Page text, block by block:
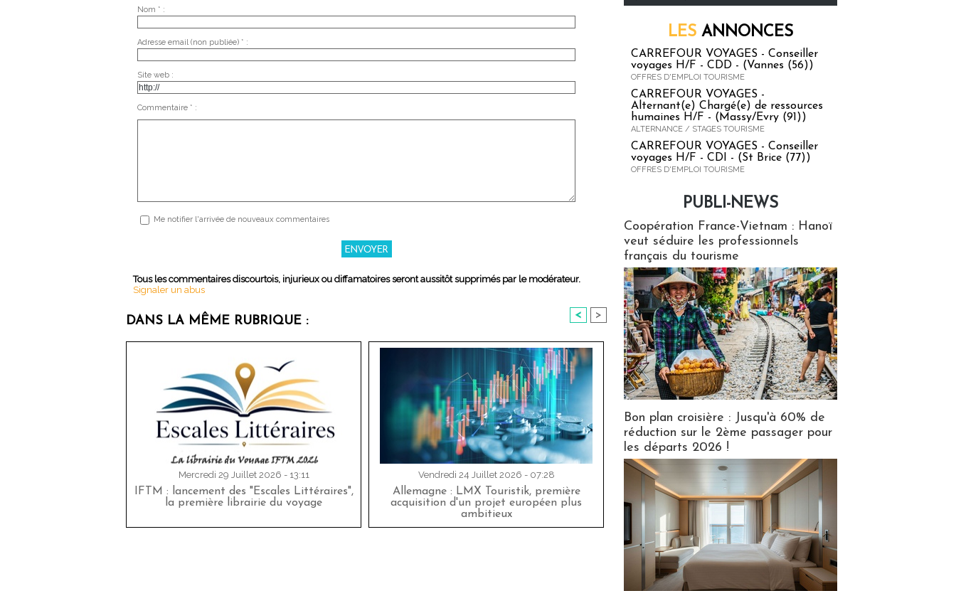
Nom * :
Adresse email (non publiée) * :
Site web :
Commentaire * :
Me notifier l'arrivée de nouveaux commentaires
Tous les commentaires discourtois, injurieux ou diffamatoires seront aussitôt supprimés par le modérateur.
Signaler un abus
DANS LA MÊME RUBRIQUE : < >
Mercredi 29 Juillet 2026 - 13:11
IFTM : lancement des "Escales Littéraires",
la première librairie du voyage
Vendredi 24 Juillet 2026 - 07:28
Allemagne : LMX Touristik, première
acquisition d'un projet européen plus
ambitieux
LES ANNONCES
CARREFOUR VOYAGES - Conseiller
voyages H/F - CDD - (Vannes (56))
OFFRES D'EMPLOI TOURISME
CARREFOUR VOYAGES -
Alternant(e) Chargé(e) de ressources
humaines H/F - (Massy/Evry (91))
ALTERNANCE / STAGES TOURISME
CARREFOUR VOYAGES - Conseiller
voyages H/F - CDI - (St Brice (77))
OFFRES D'EMPLOI TOURISME
PUBLI-NEWS
Coopération France-Vietnam : Hanoï
veut séduire les professionnels
français du tourisme
Bon plan croisière : Jusqu'à 60% de
réduction sur le 2ème passager pour
les départs 2026 !